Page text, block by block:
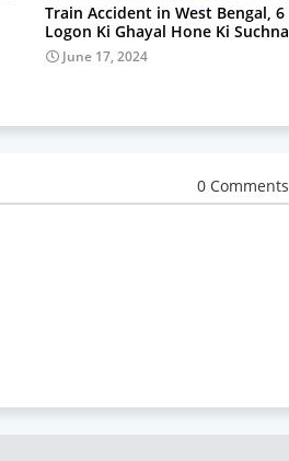
Train Accident in West Bengal, 6
Logon Ki Ghayal Hone Ki Suchna
June 17, 2024
0 Comments